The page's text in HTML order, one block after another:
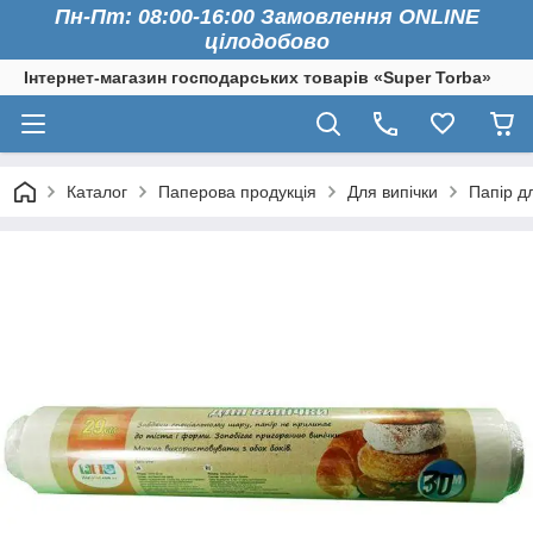
Пн-Пт: 08:00-16:00 Замовлення ONLINE
цілодобово
Інтернет-магазин господарських товарів «Super Torba»
Каталог Паперова продукція Для випічки Папір